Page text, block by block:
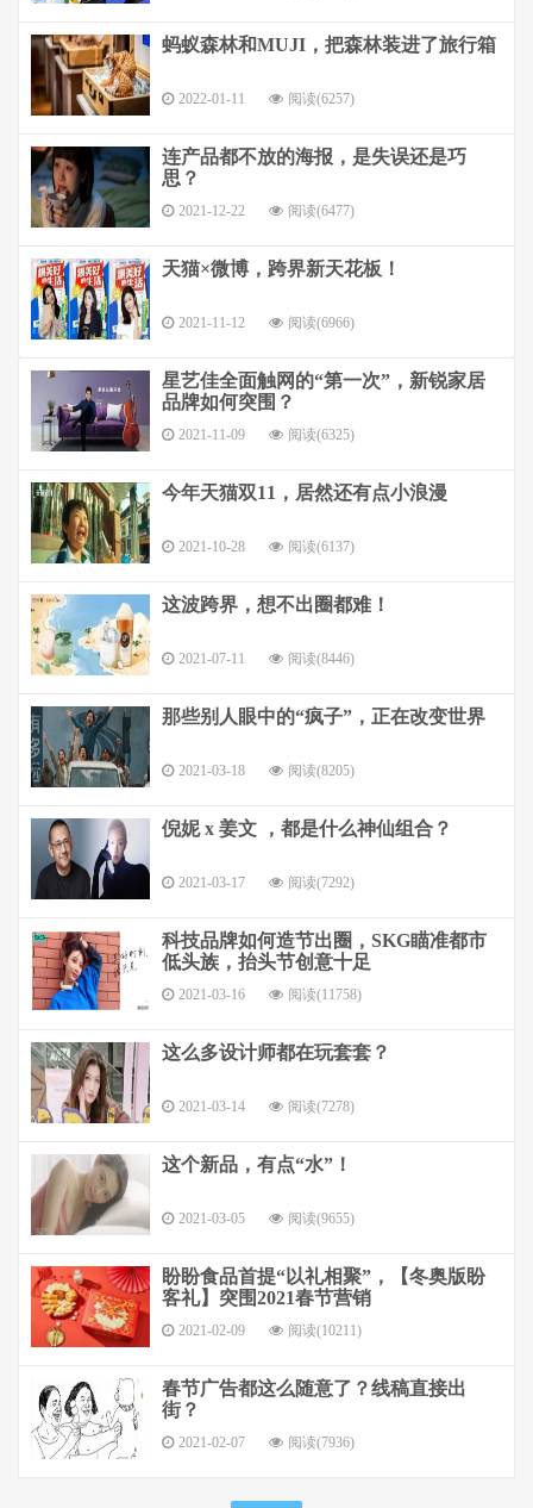
蚂蚁森林和MUJI，把森林装进了旅行箱
2022-01-11 阅读(6257)
连产品都不放的海报，是失误还是巧
思？
2021-12-22 阅读(6477)
天猫×微博，跨界新天花板！
2021-11-12 阅读(6966)
星艺佳全面触网的“第一次”，新锐家居
品牌如何突围？
2021-11-09 阅读(6325)
今年天猫双11，居然还有点小浪漫
2021-10-28 阅读(6137)
这波跨界，想不出圈都难！
2021-07-11 阅读(8446)
那些别人眼中的“疯子”，正在改变世界
2021-03-18 阅读(8205)
倪妮 x 姜文 ，都是什么神仙组合？
2021-03-17 阅读(7292)
科技品牌如何造节出圈，SKG瞄准都市
低头族，抬头节创意十足
2021-03-16 阅读(11758)
这么多设计师都在玩套套？
2021-03-14 阅读(7278)
这个新品，有点“水”！
2021-03-05 阅读(9655)
盼盼食品首提“以礼相聚”，【冬奥版盼
客礼】突围2021春节营销
2021-02-09 阅读(10211)
春节广告都这么随意了？线稿直接出
街？
2021-02-07 阅读(7936)